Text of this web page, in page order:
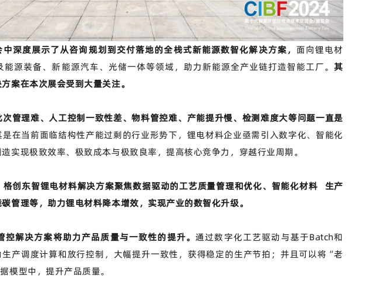
深度展示了从咨询规划到交付落地的全栈式新能源数智化解决方案， 面向锂电材
能源装备、新能源汽车、光储一体等领域，助力新能源全产业链打造智能工厂。其
案在本次展会受到大量关注。
管理难、人工控制一致性差、物料管控难、产能提升慢、检测难度大等问题一直是
是在当前面临结构性产能过剩的行业形势下，锂电材料企业亟需引入数字化、智能化
实现极致效率、极致成本与极致良率，提高核心竞争力，穿越行业周期。
格创东智锂电材料解决方案聚焦数据驱动的工艺质量管理和优化、 智能化材料
生产
管理等，助力锂电材料降本增效，实现产业的数智化升级。
控解决方案将助力产品质量与一致性的提升。通过数字化工艺驱动与基于Batch和
产调度计算和放行控制，大幅提升一致性，获得稳定的生产节拍；并且可以将“老
模型中，提升产品质量。